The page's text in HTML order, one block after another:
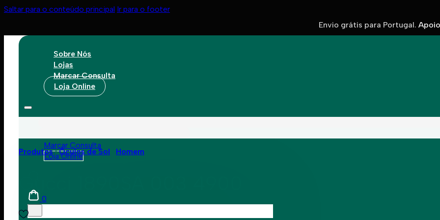
Saltar para o conteúdo principal Ir para o footer
Envio grátis para Portugal.
Sobre Nós
Lojas
Marcar Consulta
Loja Online
Marcar Consulta
Loja Online
0
Produtos Óculos de Sol Homem
Gucci 1890SA 003 4900